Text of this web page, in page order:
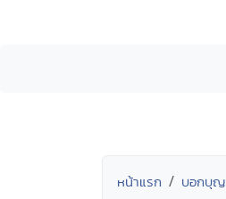
หน้าแรก บอกบุญ